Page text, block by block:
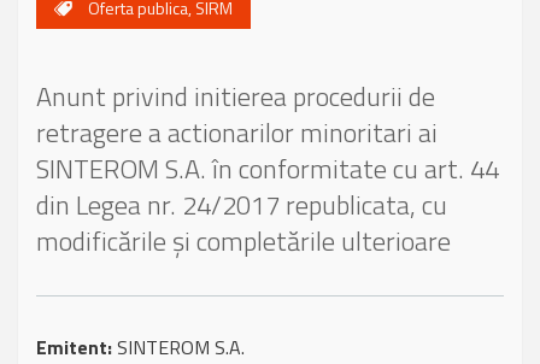
Oferta publica,SIRM
Anunt privind initierea procedurii de
retragere a actionarilor minoritari ai
SINTEROM S.A. în conformitate cu art. 44
din Legea nr. 24/2017 republicata, cu
modificările și completările ulterioare
Emitent:SINTEROM S.A.